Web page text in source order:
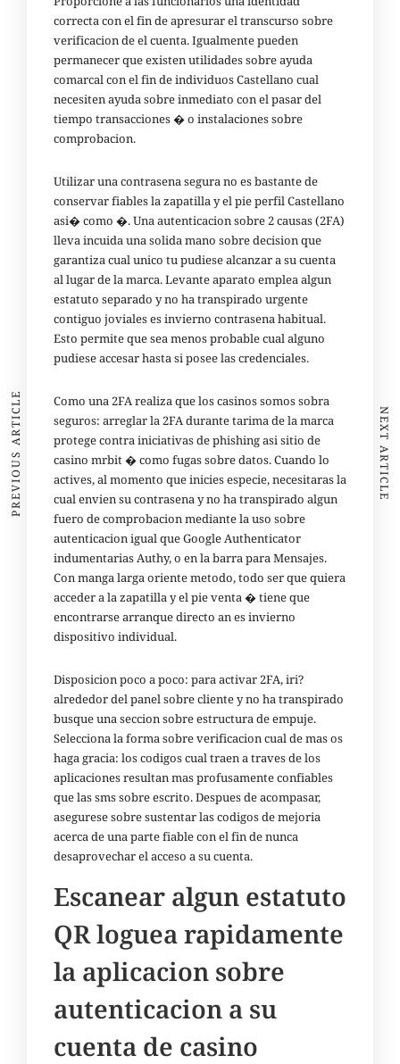
correcta con el fin de apresurar el transcurso sobre
verificacion de el cuenta. Igualmente pueden
permanecer que existen utilidades sobre ayuda
comarcal con el fin de individuos Castellano cual
necesiten ayuda sobre inmediato con el pasar del
tiempo transacciones � o instalaciones sobre
comprobacion.
Utilizar una contrasena segura no es bastante de
conservar fiables la zapatilla y el pie perfil Castellano
asi� como �. Una autenticacion sobre 2 causas (2FA)
lleva incuida una solida mano sobre decision que
garantiza cual unico tu pudiese alcanzar a su cuenta
al lugar de la marca. Levante aparato emplea algun
estatuto separado y no ha transpirado urgente
contiguo joviales es invierno contrasena habitual.
Esto permite que sea menos probable cual alguno
pudiese accesar hasta si posee las credenciales.
Como una 2FA realiza que los casinos somos sobra
seguros: arreglar la 2FA durante tarima de la marca
protege contra iniciativas de phishing asisitio de
casino mrbit� como fugas sobre datos. Cuando lo
actives, al momento que inicies especie, necesitaras la
cual envien su contrasena y no ha transpirado algun
fuero de comprobacion mediante la uso sobre
autenticacion igual que Google Authenticator
indumentarias Authy, o en la barra para Mensajes.
Con manga larga oriente metodo, todo ser que quiera
acceder a la zapatilla y el pie venta � tiene que
encontrarse arranque directo an es invierno
dispositivo individual.
Disposicion poco a poco: para activar 2FA, iri?
alrededor del panel sobre cliente y no ha transpirado
busque una seccion sobre estructura de empuje.
Selecciona la forma sobre verificacion cual de mas os
haga gracia: los codigos cual traen a traves de los
aplicaciones resultan mas profusamente confiables
que las sms sobre escrito. Despues de acompasar,
asegurese sobre sustentar las codigos de mejoria
acerca de una parte fiable con el fin de nunca
desaprovechar el acceso a su cuenta.
Escanear algun estatuto
QR loguea rapidamente
la aplicacion sobre
autenticacion a su
cuenta de casino
PREVIOUS ARTICLE NEXT ARTICLE